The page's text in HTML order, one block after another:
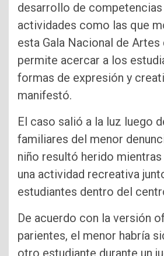
desarrollo de competencias
actividades como las que
esta Gala Nacional de Artes
permite acercar a los
formas de expresión y
manifestó.
El caso salió a la luz luego
familiares del menor
niño resultó herido
una actividad recreativa
estudiantes dentro del
De acuerdo con la versión
parientes, el menor habría
otro estudiante durante un